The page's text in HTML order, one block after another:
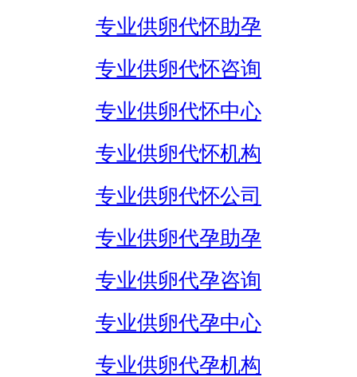
专业供卵代怀助孕
专业供卵代怀咨询
专业供卵代怀中心
专业供卵代怀机构
专业供卵代怀公司
专业供卵代孕助孕
专业供卵代孕咨询
专业供卵代孕中心
专业供卵代孕机构